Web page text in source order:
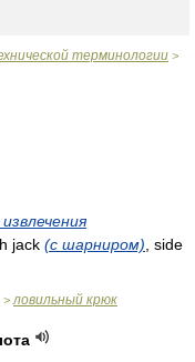
терминологии >
jack (с шарниром) , side
> ловильный крюк